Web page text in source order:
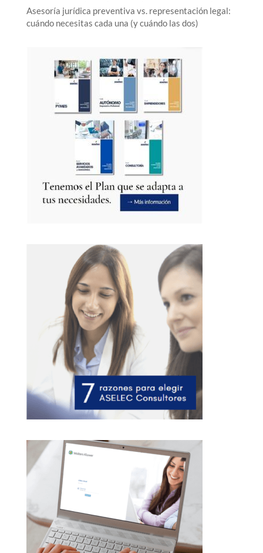
Asesoría jurídica preventiva vs. representación legal:
cuándo necesitas cada una (y cuándo las dos)